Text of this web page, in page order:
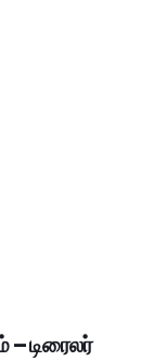
– டிரைலர்